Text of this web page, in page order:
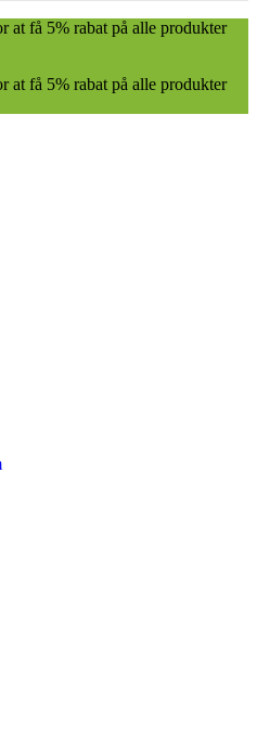
at få 5% rabat på alle produkter
at få 5% rabat på alle produkter